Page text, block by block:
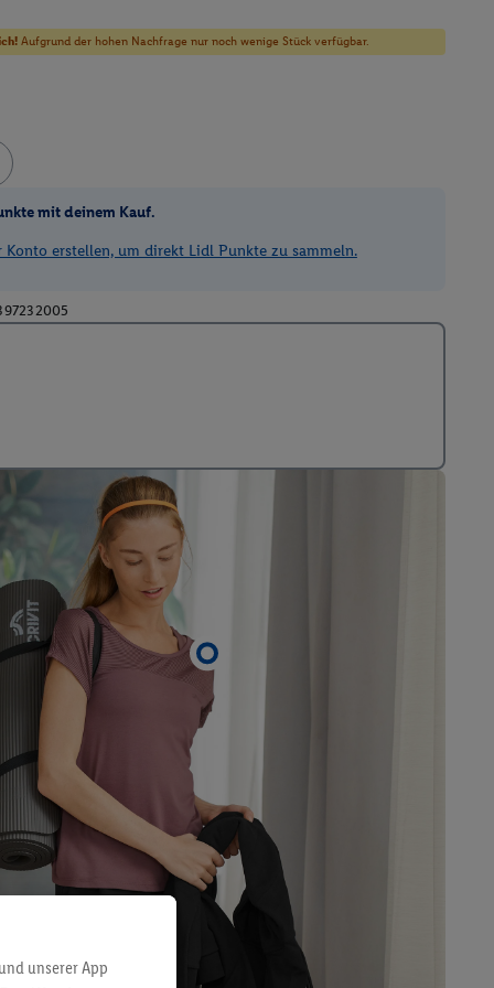
Aufgrund der hohen Nachfrage nur noch wenige Stück verfügbar.
mit deinem Kauf.
Konto erstellen, um direkt Lidl Punkte zu sammeln.
unserer App